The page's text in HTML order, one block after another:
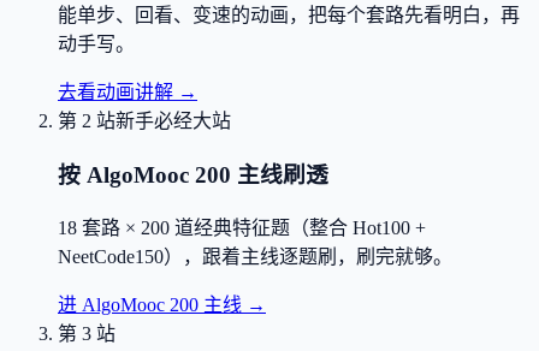
能单步、回看、变速的动画，把每个套路先看明白，再
动手写。
去看动画讲解 →
第 2 站新手必经大站
按 AlgoMooc 200 主线刷透
18 套路 × 200 道经典特征题（整合 Hot100 +
NeetCode150），跟着主线逐题刷，刷完就够。
进 AlgoMooc 200 主线 →
第 3 站